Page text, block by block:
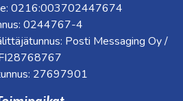
0216:003702447674
0244767-4
Posti Messaging Oy /
27697901